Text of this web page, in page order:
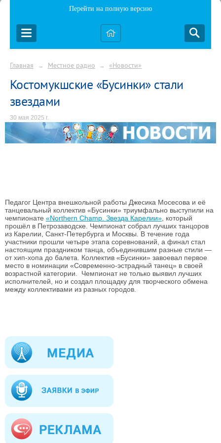
Перейти на полную версию
Главная → Местное радио → «Новости»
Костомукшские «Бусинки» стали
звездами
30 мая 2025 г.
Педагог Центра внешкольной работы Джесика Мосесова и её
танцевальный коллектив «Бусинки» триумфально выступили на
чемпионате «Northern Champ. Звезда Карелии» , который
прошёл в Петрозаводске. Чемпионат собрал лучших танцоров
из Карелии, Санкт-Петербурга и Москвы. В течение года
участники прошли четыре этапа соревнований, а финал стал
настоящим праздником танца, объединившим разные стили —
от хип-хопа до балета. Коллектив «Бусинки» завоевал первое
место в номинации «Современно-эстрадный танец» в своей
возрастной категории. Чемпионат не только выявил лучших
исполнителей, но и создал площадку для творческого обмена
между коллективами из разных городов.